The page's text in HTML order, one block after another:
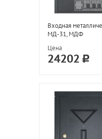
Входная
МД-31, МДФ
Цена
24202